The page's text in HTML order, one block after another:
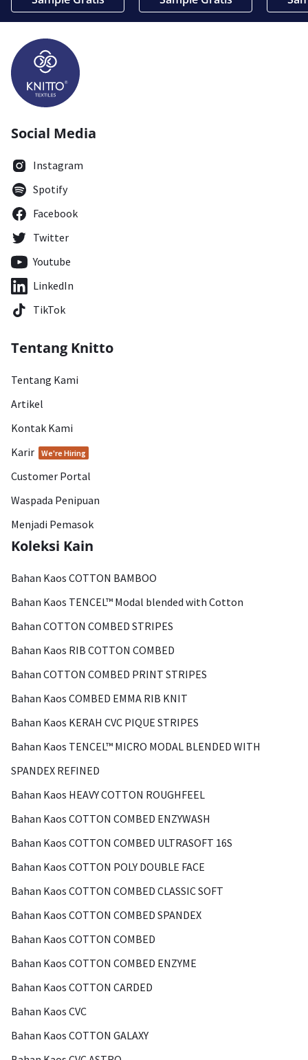
Social Media
Instagram
Spotify
Facebook
Twitter
Youtube
LinkedIn
TikTok
Tentang Knitto
Tentang Kami
Artikel
Kontak Kami
Karir
We're Hiring
Customer Portal
Waspada Penipuan
Menjadi Pemasok
Koleksi Kain
Bahan Kaos COTTON BAMBOO
Bahan Kaos TENCEL™ Modal blended with Cotton
Bahan COTTON COMBED STRIPES
Bahan Kaos RIB COTTON COMBED
Bahan COTTON COMBED PRINT STRIPES
Bahan Kaos COMBED EMMA RIB KNIT
Bahan Kaos KERAH CVC PIQUE STRIPES
Bahan Kaos TENCEL™ MICRO MODAL BLENDED WITH
SPANDEX REFINED
Bahan Kaos HEAVY COTTON ROUGHFEEL
Bahan Kaos COTTON COMBED ENZYWASH
Bahan Kaos COTTON COMBED ULTRASOFT 16S
Bahan Kaos COTTON POLY DOUBLE FACE
Bahan Kaos COTTON COMBED CLASSIC SOFT
Bahan Kaos COTTON COMBED SPANDEX
Bahan Kaos COTTON COMBED
Bahan Kaos COTTON COMBED ENZYME
Bahan Kaos COTTON CARDED
Bahan Kaos CVC
Bahan Kaos COTTON GALAXY